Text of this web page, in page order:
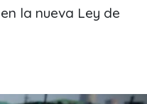
la nueva Ley de